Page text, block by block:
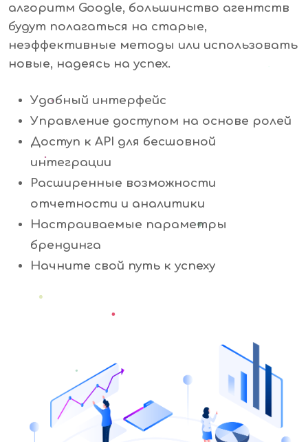
алгоритм Google, большинство агентств
будут полагаться на старые,
неэффективные методы или использовать
новые, надеясь на успех.
Удобный интерфейс
Управление доступом на основе ролей
Доступ к API для бесшовной
интеграции
Расширенные возможности
отчетности и аналитики
Настраиваемые параметры
брендинга
Начните свой путь к успеху